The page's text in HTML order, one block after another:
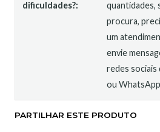
dificuldades?:
quantidades,
procura,
um
envie
redes
ou
PARTILHAR ESTE PRODUTO